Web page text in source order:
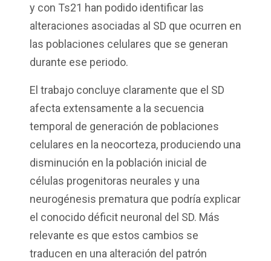
y con Ts21 han podido identificar las
alteraciones asociadas al SD que ocurren en
las poblaciones celulares que se generan
durante ese periodo.
El trabajo concluye claramente que el SD
afecta extensamente a la secuencia
temporal de generación de poblaciones
celulares en la neocorteza, produciendo una
disminución en la población inicial de
células progenitoras neurales y una
neurogénesis prematura que podría explicar
el conocido déficit neuronal del SD. Más
relevante es que estos cambios se
traducen en una alteración del patrón